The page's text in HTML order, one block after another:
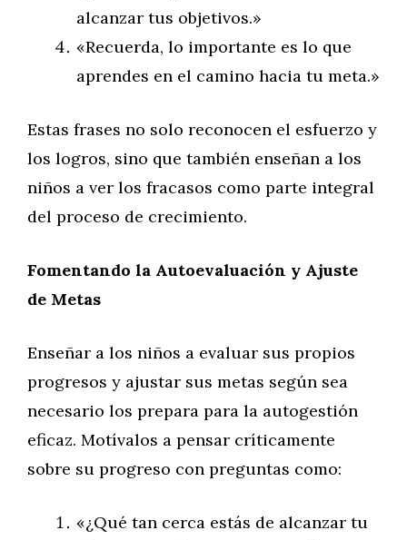
alcanzar tus objetivos.»
«Recuerda, lo importante es lo que
aprendes en el camino hacia tu meta.»
Estas frases no solo reconocen el esfuerzo y
los logros, sino que también enseñan a los
niños a ver los fracasos como parte integral
del proceso de crecimiento.
Fomentando la Autoevaluación y Ajuste
de Metas
Enseñar a los niños a evaluar sus propios
progresos y ajustar sus metas según sea
necesario los prepara para la autogestión
eficaz. Motívalos a pensar críticamente
sobre su progreso con preguntas como:
«¿Qué tan cerca estás de alcanzar tu